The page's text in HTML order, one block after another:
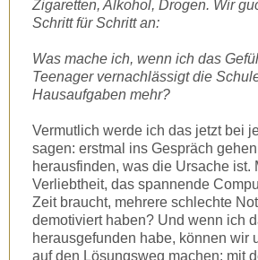
Zigaretten, Alkohol, Drogen. Wir
Schritt für Schritt an:
Was mache ich, wenn ich das
Teenager vernachlässigt die
Hausaufgaben mehr?
Vermutlich werde ich das jetzt bei
sagen: erstmal ins Gespräch
herausfinden, was die Ursache ist.
Verliebtheit, das spannende
Zeit braucht, mehrere schlechte
demotiviert haben? Und wenn ich
herausgefunden habe, können wir
auf den Lösungsweg machen: mit